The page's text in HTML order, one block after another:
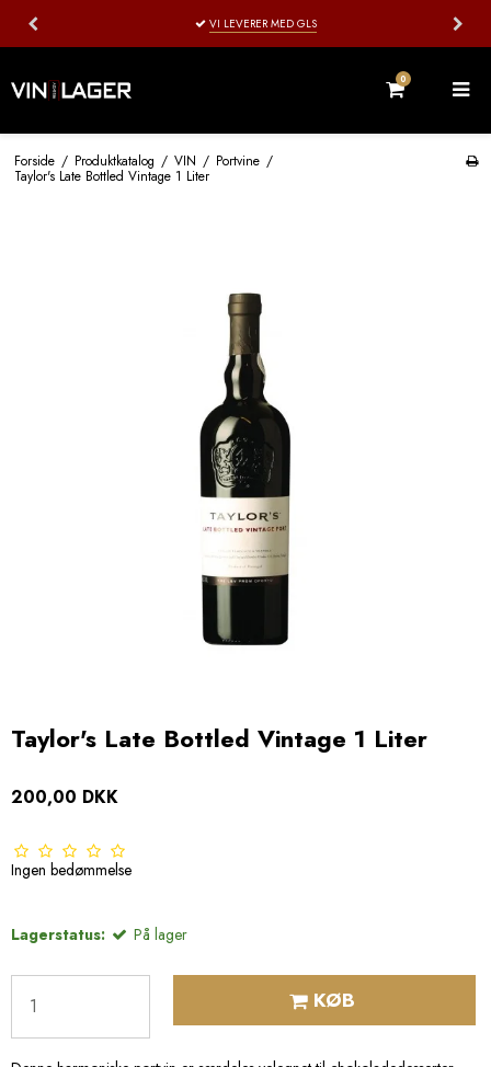
VI LEVERER MED GLS
0
Forside / Produktkatalog / VIN / Portvine /
Taylor's Late Bottled Vintage 1 Liter
Taylor's Late Bottled Vintage 1 Liter
200,00 DKK
Ingen bedømmelse
Lagerstatus: På lager
KØB